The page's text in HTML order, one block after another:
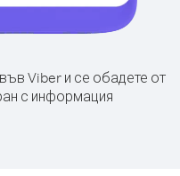
Viber и се обадете от
с информация